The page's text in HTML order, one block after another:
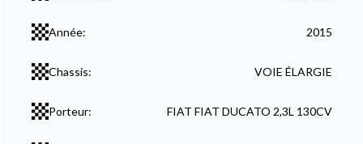
Année: 2015
Chassis: VOIE ÉLARGIE
Porteur: FIAT FIAT DUCATO 2,3L 130CV